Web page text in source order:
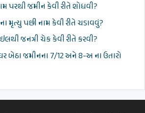
પરથી જમીન કેવી રીતે શોધવી?
મૃત્યુ પછી નામ કેવી રીતે ચડાવવું?
જનત્રી ચેક કેવી રીતે કરવી?
બેઠા જમીનના 7/12 અને 8-અ ના ઉતારો